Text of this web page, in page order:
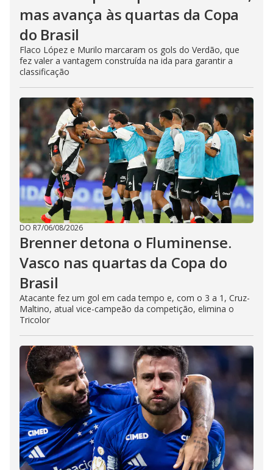
mas avança às quartas da Copa
do Brasil
Flaco López e Murilo marcaram os gols do Verdão, que
fez valer a vantagem construída na ida para garantir a
classificação
DO R7/06/08/2026
Brenner detona o Fluminense.
Vasco nas quartas da Copa do
Brasil
Atacante fez um gol em cada tempo e, com o 3 a 1, Cruz-
Maltino, atual vice-campeão da competição, elimina o
Tricolor